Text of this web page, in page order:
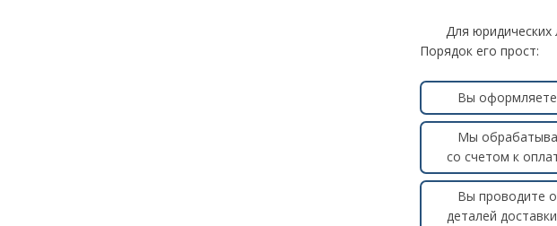
Для
Порядок его прост:
Вы оформляете
Мы
со счетом к
Вы проводите
деталей